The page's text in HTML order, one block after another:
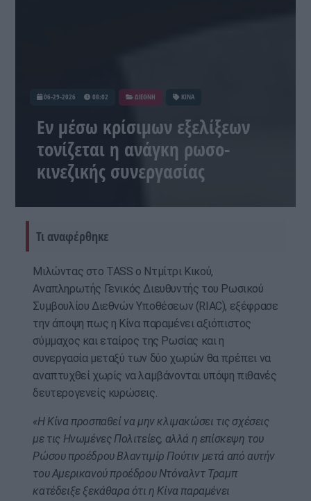
06-29-2026 08:02 ΔΙΕΘΝΗ ΚΙΝΑ
Εν μέσω κρίσιμων εξελίξεων
τονίζεται η ανάγκη ρωσο-
κινεζικής συνεργασίας
Τι αναφέρθηκε
Μιλώντας στο TASS ο Ντμίτρι Κικού,
Αναπληρωτής Γενικός Διευθυντής του Ρωσικού
Συμβουλίου Διεθνών Υποθέσεων (RIAC), εξέφρασε
την άποψη πως η Κίνα παραμένει αξιόπιστος
σύμμαχος και εταίρος της Ρωσίας και η
συνεργασία μεταξύ των δύο χωρών θα πρέπει να
αναπτυχθεί χωρίς να λαμβάνονται υπόψη πιθανές
δευτερογενείς κυρώσεις.
«Η Κίνα προσπαθεί να μην κλιμακώσει τις σχέσεις
με τις Ηνωμένες Πολιτείες, αλλά η επίσκεψη του
Ρώσου προέδρου Βλαντιμίρ Πούτιν μετά από αυτήν
του Αμερικανού προέδρου Ντόναλντ Τραμπ
κατέδειξε ξεκάθαρα ότι η Κίνα παραμένει